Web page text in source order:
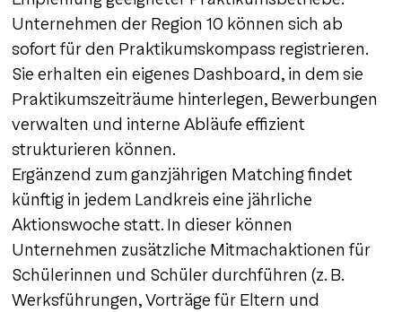
Unternehmen der Region 10 können sich ab
sofort für den Praktikumskompass registrieren.
Sie erhalten ein eigenes Dashboard, in dem sie
Praktikumszeiträume hinterlegen, Bewerbungen
verwalten und interne Abläufe effizient
strukturieren können.
Ergänzend zum ganzjährigen Matching findet
künftig in jedem Landkreis eine jährliche
Aktionswoche statt. In dieser können
Unternehmen zusätzliche Mitmachaktionen für
Schülerinnen und Schüler durchführen (z. B.
Werksführungen, Vorträge für Eltern und